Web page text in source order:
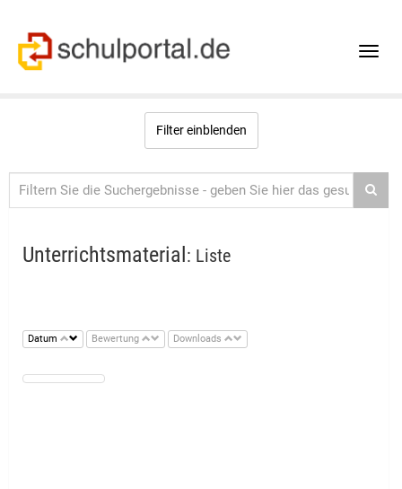
Toggle
Filter einblenden
Unterrichtsmaterial : Liste
Datum Bewertung Downloads